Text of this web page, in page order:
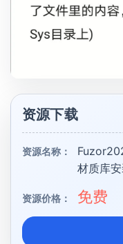
资源下载
资源名称：
材质库
资源价格： 免费